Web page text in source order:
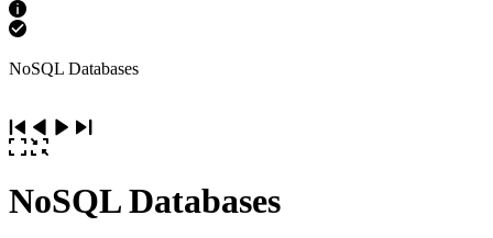
NoSQL Databases
NoSQL Databases